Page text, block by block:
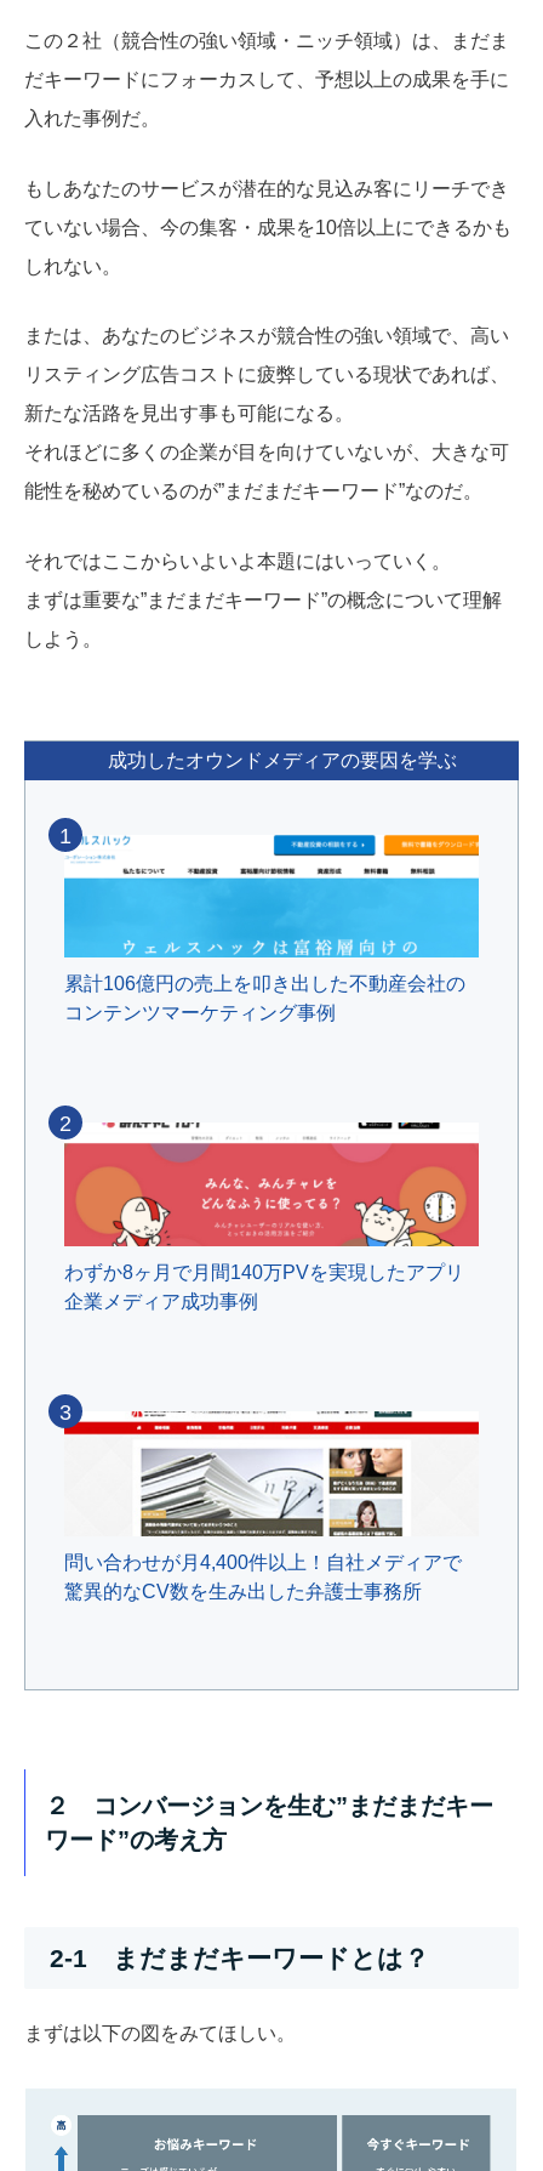
この２社（競合性の強い領域・ニッチ領域）は、まだま
だキーワードにフォーカスして、予想以上の成果を手に
入れた事例だ。
もしあなたのサービスが潜在的な見込み客にリーチでき
ていない場合、今の集客・成果を10倍以上にできるかも
しれない。
または、あなたのビジネスが競合性の強い領域で、高い
リスティング広告コストに疲弊している現状であれば、
新たな活路を見出す事も可能になる。
それほどに多くの企業が目を向けていないが、大きな可
能性を秘めているのが”まだまだキーワード”なのだ。
それではここからいよいよ本題にはいっていく。
まずは重要な”まだまだキーワード”の概念について理解
しよう。
成功したオウンドメディアの要因を学ぶ
累計106億円の売上を叩き出した不動産会社の
コンテンツマーケティング事例
1
わずか8ヶ月で月間140万PVを実現したアプリ
企業メディア成功事例
2
問い合わせが月4,400件以上！自社メディアで
驚異的なCV数を生み出した弁護士事務所
3
２ コンバージョンを生む”まだまだキー
ワード”の考え方
2-1 まだまだキーワードとは？
まずは以下の図をみてほしい。